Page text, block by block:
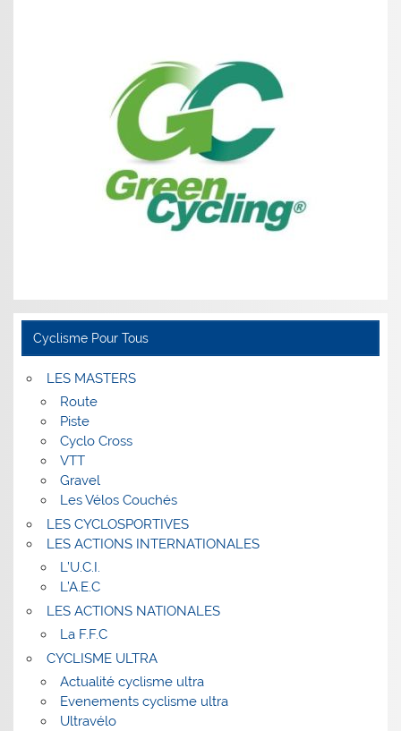
Cyclisme Pour Tous
LES MASTERS
Route
Piste
Cyclo Cross
VTT
Gravel
Les Vélos Couchés
LES CYCLOSPORTIVES
LES ACTIONS INTERNATIONALES
L’U.C.I.
L’A.E.C
LES ACTIONS NATIONALES
La F.F.C
CYCLISME ULTRA
Actualité cyclisme ultra
Evenements cyclisme ultra
Ultravélo